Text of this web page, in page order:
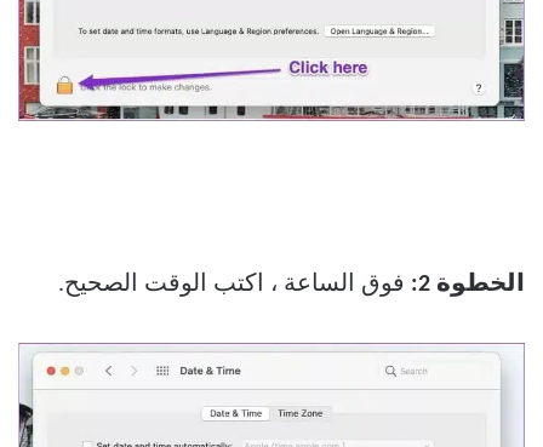
الخطوة 2: فوق الساعة ، اكتب الوقت الصحيح.